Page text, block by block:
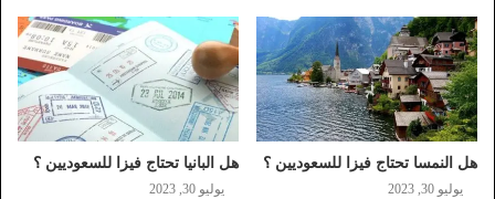
هل النمسا تحتاج فيزا للسعوديين ؟
يوليو 30, 2023
هل البانيا تحتاج فيزا للسعوديين ؟
يوليو 30, 2023